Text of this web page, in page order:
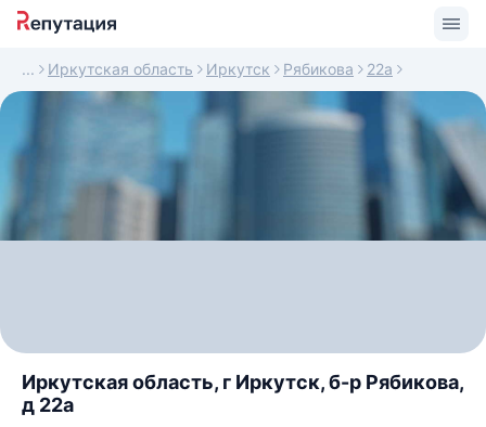
Иркутская область Иркутск Рябикова 22а
Иркутская область, г Иркутск, б-р Рябикова,
д 22а